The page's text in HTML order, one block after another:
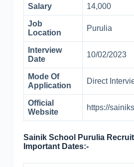
Salary 14,000
Job
Location
Purulia
Interview
Date
10/02/2023
Mode Of
Application
Direct
Official
Website
https://
Sainik School Purulia
Important Dates:-